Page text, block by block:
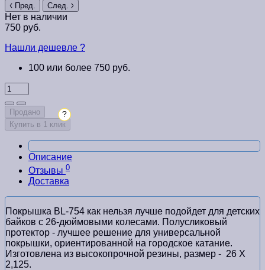
Пред. След.
Нет в наличии
750 руб.
Нашли дешевле ?
100 или более 750 руб.
Продано
Купить в 1 клик
?
Описание
Отзывы 0
Доставка
Покрышка BL-754 как нельзя лучше подойдет для детских
байков с 26-дюймовыми колесами. Полусликовый
протектор - лучшее решение для универсальной
покрышки, ориентированной на городское катание.
Изготовлена из высокопрочной резины, размер - 26 X
2,125.